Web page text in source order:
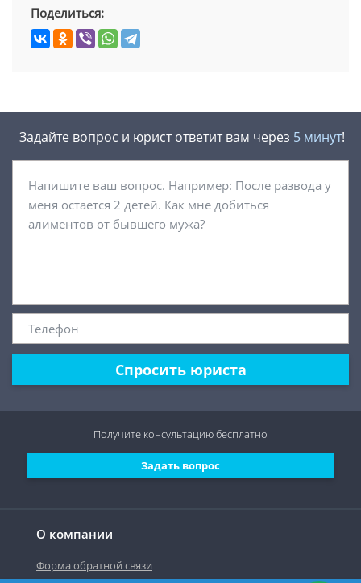
Поделиться:
Задайте вопрос и юрист ответит вам через 5 минут!
Спросить юриста
О компании
Форма обратной связи
Задать вопрос
Получите консультациюбесплатно